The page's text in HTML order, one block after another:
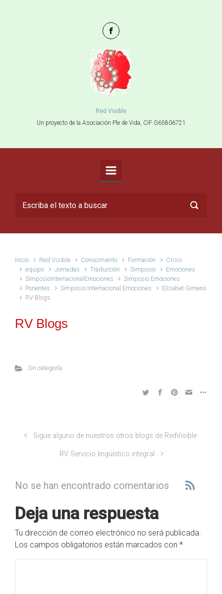
Red Visible
Un proyecto de la Asociación Ple de Vida, CIF G65806721
Inicio Red Visible Conocimiento Formación
Crisis
equipo
Jornadas Traducción Simposio
Emociones
SimposioInternacionalEmociones
Simposio Emociones
Ponentes
Simposio Internacional Emociones
Elisabet Gimeno
RV Blogs
RV Blogs
Sin categoría
Sigue alguno de nuestros otros blogs de RedVisible
RV Servicio lingüístico integral
No se han encontrado comentarios
Deja una respuesta
Tu dirección de correo electrónico no será publicada.
Los campos obligatorios están marcados con *